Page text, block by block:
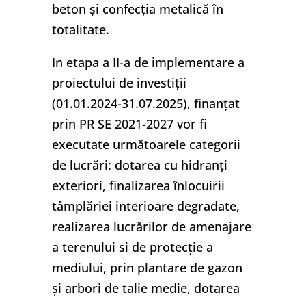
beton și confecția metalică în
totalitate.
In etapa a II-a de implementare a
proiectului de investiții
(01.01.2024-31.07.2025), finanțat
prin PR SE 2021-2027 vor fi
executate următoarele categorii
de lucrări: dotarea cu hidranți
exteriori, finalizarea înlocuirii
tâmplăriei interioare degradate,
realizarea lucrărilor de amenajare
a terenului si de protecție a
mediului, prin plantare de gazon
și arbori de talie medie, dotarea